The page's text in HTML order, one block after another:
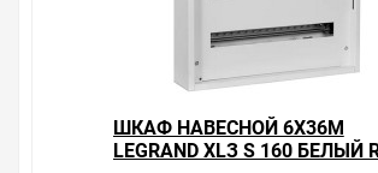
ШКАФ НАВЕСНОЙ 6X36M
LEGRAND XLЗ S 160 БЕЛЫЙ